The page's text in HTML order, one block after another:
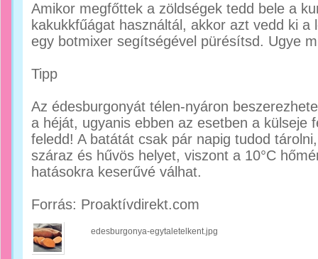
Amikor megfőttek a zöldségek tedd bele a
kakukkfűágat használtál, akkor azt vedd ki
egy botmixer segítségével pürésítsd. Ugye
Tipp
Az édesburgonyát télen-nyáron
a héját, ugyanis ebben az esetben a külseje
feledd! A batátát csak pár napig tudod
száraz és hűvös helyet, viszont a 10°C
hatásokra keserűvé válhat.
Forrás: Proaktívdirekt.com
edesburgonya-egytaletelkent.jpg